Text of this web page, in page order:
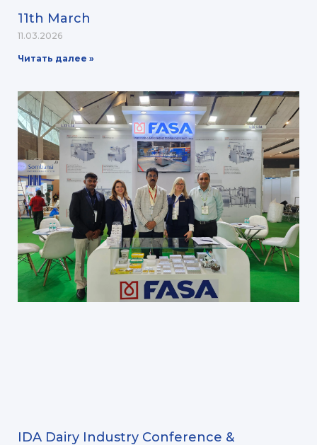
11th March
11.03.2026
Читать далее »
IDA Dairy Industry Conference &